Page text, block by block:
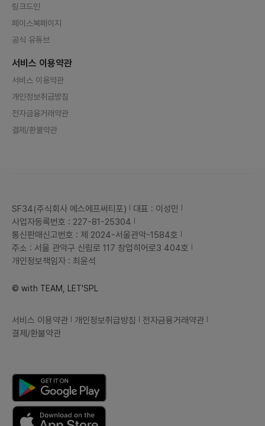
링크드인
페이스북페이지
공식 유튜브
서비스 이용약관
서비스 이용약관
개인정보취급방침
전자금융거래약관
결제/환불약관
SF34(주식회사 에스에프써티포)
대표 : 이성민
사업자등록번호 : 227-81-25304
통신판매신고번호 : 제 2024-서울관악-1584호
주소 : 서울 관악구 신림로 117 창업히어로3 404호
개인정보책임자 : 최윤석
© with TEAM, LET'SPL
서비스 이용약관 개인정보취급방침
전자금융거래약관
결제/환불약관